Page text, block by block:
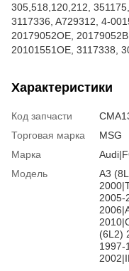
305,518,120,212,
3117336, A729312, 4-
20179052OE,
20101551OE, 3117338,
Характеристики
Код запчасти
Торговая марка
MSG
Марка
Модель
A3
2005-
(6L2)
1997-